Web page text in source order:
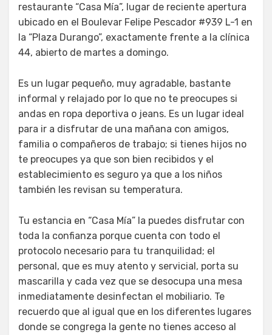
restaurante “Casa Mía”, lugar de reciente apertura
ubicado en el Boulevar Felipe Pescador #939 L-1 en
la “Plaza Durango”, exactamente frente a la clínica
44, abierto de martes a domingo.
Es un lugar pequeño, muy agradable, bastante
informal y relajado por lo que no te preocupes si
andas en ropa deportiva o jeans. Es un lugar ideal
para ir a disfrutar de una mañana con amigos,
familia o compañeros de trabajo; si tienes hijos no
te preocupes ya que son bien recibidos y el
establecimiento es seguro ya que a los niños
también les revisan su temperatura.
Tu estancia en “Casa Mía” la puedes disfrutar con
toda la confianza porque cuenta con todo el
protocolo necesario para tu tranquilidad; el
personal, que es muy atento y servicial, porta su
mascarilla y cada vez que se desocupa una mesa
inmediatamente desinfectan el mobiliario. Te
recuerdo que al igual que en los diferentes lugares
donde se congrega la gente no tienes acceso al